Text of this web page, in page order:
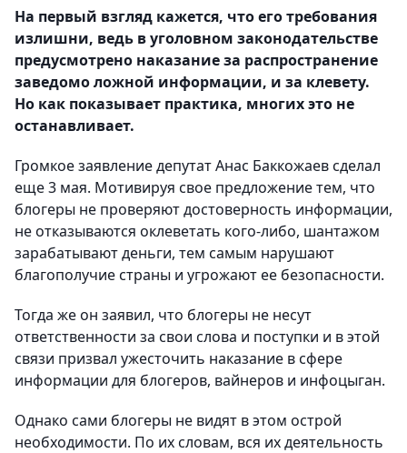
На первый взгляд кажется, что его требования
излишни, ведь в уголовном законодательстве
предусмотрено наказание за распространение
заведомо ложной информации, и за клевету.
Но как показывает практика, многих это не
останавливает.
Громкое заявление депутат Анас Баккожаев сделал
еще 3 мая. Мотивируя свое предложение тем, что
блогеры не проверяют достоверность информации,
не отказываются оклеветать кого-либо, шантажом
зарабатывают деньги, тем самым нарушают
благополучие страны и угрожают ее безопасности.
Тогда же он заявил, что блогеры не несут
ответственности за свои слова и поступки и в этой
связи призвал ужесточить наказание в сфере
информации для блогеров, вайнеров и инфоцыган.
Однако сами блогеры не видят в этом острой
необходимости. По их словам, вся их деятельность